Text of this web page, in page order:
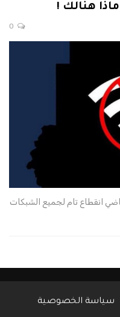
هنالك !
انقطاع تام لجميع الشبكات
سياسة الخصوصية